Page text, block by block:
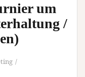
um
/